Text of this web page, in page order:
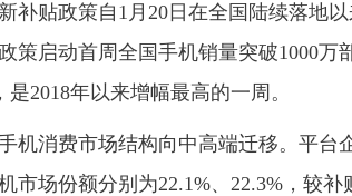
贴政策自1月20日在全国陆续落地以
策启动首周全国手机销量突破1000万
2018年以来增幅最高的一周。
消费市场结构向中高端迁移。平台
市场份额分别为22.1%、22.3%，较